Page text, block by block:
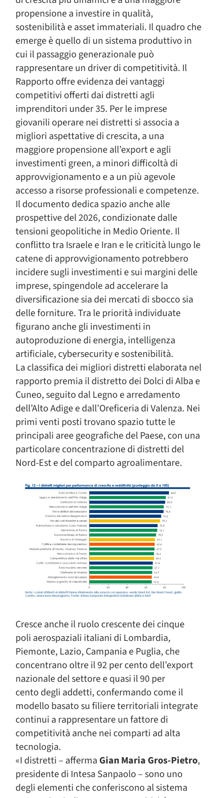
propensione a investire in qualità,
sostenibilità e asset immateriali. Il quadro che
emerge è quello di un sistema produttivo in
cui il passaggio generazionale può
rappresentare un driver di competitività. Il
Rapporto offre evidenza dei vantaggi
competitivi offerti dai distretti agli
imprenditori under 35. Per le imprese
giovanili operare nei distretti si associa a
migliori aspettative di crescita, a una
maggiore propensione all’export e agli
investimenti green, a minori difficoltà di
approvvigionamento e a un più agevole
accesso a risorse professionali e competenze.
Il documento dedica spazio anche alle
prospettive del 2026, condizionate dalle
tensioni geopolitiche in Medio Oriente. Il
conflitto tra Israele e Iran e le criticità lungo le
catene di approvvigionamento potrebbero
incidere sugli investimenti e sui margini delle
imprese, spingendole ad accelerare la
diversificazione sia dei mercati di sbocco sia
delle forniture. Tra le priorità individuate
figurano anche gli investimenti in
autoproduzione di energia, intelligenza
artificiale, cybersecurity e sostenibilità.
La classifica dei migliori distretti elaborata nel
rapporto premia il distretto dei Dolci di Alba e
Cuneo, seguito dal Legno e arredamento
dell’Alto Adige e dall’Oreficeria di Valenza. Nei
primi venti posti trovano spazio tutte le
principali aree geografiche del Paese, con una
particolare concentrazione di distretti del
Nord-Est e del comparto agroalimentare.
Cresce anche il ruolo crescente dei cinque
poli aerospaziali italiani di Lombardia,
Piemonte, Lazio, Campania e Puglia, che
concentrano oltre il 92 per cento dell’export
nazionale del settore e quasi il 90 per
cento degli addetti, confermando come il
modello basato su filiere territoriali integrate
continui a rappresentare un fattore di
competitività anche nei comparti ad alta
tecnologia.
«I distretti – afferma Gian Maria Gros-Pietro,
presidente di Intesa Sanpaolo – sono uno
degli elementi che conferiscono al sistema